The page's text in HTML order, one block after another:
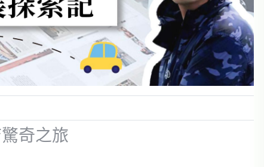
奇之旅